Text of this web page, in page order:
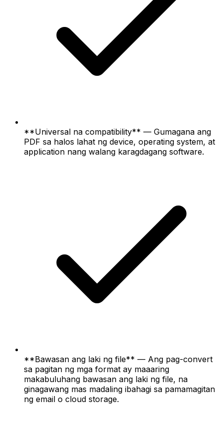
**Universal na compatibility** — Gumagana ang
PDF sa halos lahat ng device, operating system, at
application nang walang karagdagang software.
**Bawasan ang laki ng file** — Ang pag-convert
sa pagitan ng mga format ay maaaring
makabuluhang bawasan ang laki ng file, na
ginagawang mas madaling ibahagi sa pamamagitan
ng email o cloud storage.